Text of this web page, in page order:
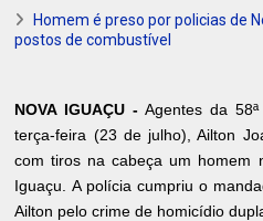
Homem é preso por policias de
postos de combustível
NOVA IGUAÇU - Agentes da
terça-feira (23 de julho), Ailton
com tiros na cabeça um homem
Iguaçu. A polícia cumpriu o
Ailton pelo crime de homicídio